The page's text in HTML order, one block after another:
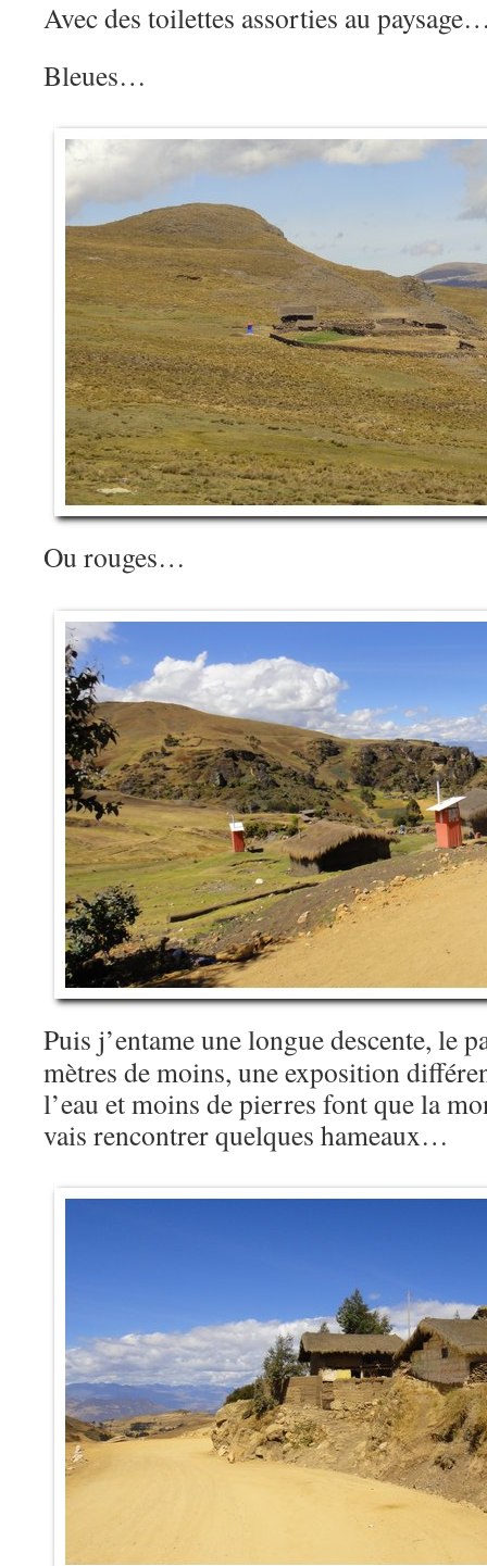
Avec des toilettes assorties au
Bleues…
Ou rouges…
Puis j’entame une longue descente, le
mètres de moins, une exposition
l’eau et moins de pierres font que la
vais rencontrer quelques hameaux…